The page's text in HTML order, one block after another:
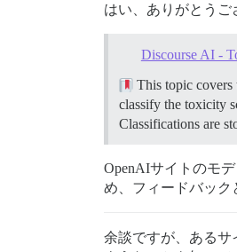
はい、ありがとうご
Discourse AI -
This topic
classify the toxicity
Classifications are
OpenAIサイトのモ
め、フィードバック
余談ですが、あるサ